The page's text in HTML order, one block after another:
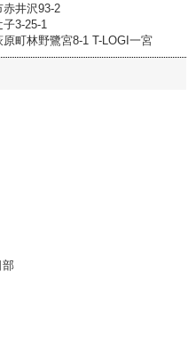
井沢93-2
3-25-1
町林野鷺宮8-1 T-LOGI一宮
部